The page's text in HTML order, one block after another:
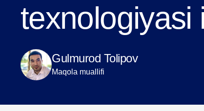
texnologiyasi
Gulmurod Tolipov
Maqola muallifi